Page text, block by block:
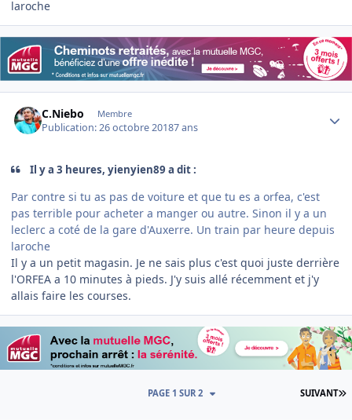
laroche
C.Niebo Membre
Publication:26 octobre 20187 ans
Il y a 3 heures, yienyien89 a dit :
Par contre si tu as pas de voiture et que tu es a orfea, c'est
pas terrible pour acheter a manger ou autre. Sinon il y a un
leclerc a coté de la gare d'Auxerre. Un train par heure depuis
laroche
Il y a un petit magasin. Je ne sais plus c'est quoi juste derrière
l'ORFEA a 10 minutes à pieds. J'y suis allé récemment et j'y
allais faire les courses.
SUIVANT
PAGE 1 SUR 2